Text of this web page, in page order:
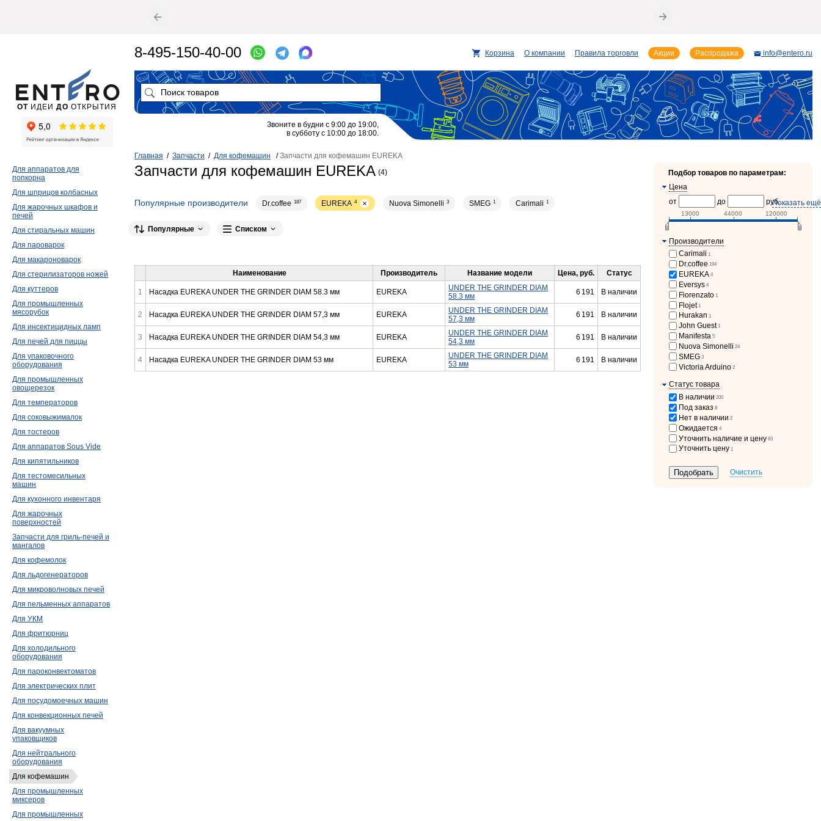
Главная / Запчасти / Для кофемашин /Запчасти для кофемашин EUREKA
Запчасти для кофемашин EUREKA (4)
Показать ещё
Популярные производители Dr.coffee 187 EUREKA 4 Nuova Simonelli 3 SMEG 1 Carimali 1
Популярные Списком
Наименование Производитель Название модели Цена, руб. Статус
1 Насадка EUREKA UNDER THE GRINDER DIAM 58.3 мм EUREKA
UNDER THE GRINDER DIAM
58.3 мм
6 191 В наличии
2 Насадка EUREKA UNDER THE GRINDER DIAM 57,3 мм EUREKA
UNDER THE GRINDER DIAM
57,3 мм
6 191 В наличии
3 Насадка EUREKA UNDER THE GRINDER DIAM 54,3 мм EUREKA
UNDER THE GRINDER DIAM
54,3 мм
6 191 В наличии
4 Насадка EUREKA UNDER THE GRINDER DIAM 53 мм EUREKA
UNDER THE GRINDER DIAM
53 мм
6 191 В наличии
Подбор товаров по параметрам:
Цена
от
до руб.
13000 44000 120000
Производители
Carimali 1
Dr.coffee 194
EUREKA 4
Eversys 4
Fiorenzato 1
Flojet 1
Hurakan 1
John Guest 1
Manifesta 5
Nuova Simonelli 24
SMEG 3
Victoria Arduino 2
Статус товара
В наличии 200
Под заказ 8
Нет в наличии 2
Ожидается 4
Уточнить наличие и цену 83
Уточнить цену 1
Очистить
Для аппаратов для
попкорна
Для шприцов колбасных
Для жарочных шкафов и
печей
Для стиральных машин
Для пароварок
Для макароноварок
Для стерилизаторов ножей
Для куттеров
Для промышленных
мясорубок
Для инсектицидных ламп
Для печей для пиццы
Для упаковочного
оборудования
Для промышленных
овощерезок
Для температоров
Для соковыжималок
Для тостеров
Для аппаратов Sous Vide
Для кипятильников
Для тестомесильных
машин
Для кухонного инвентаря
Для жарочных
поверхностей
Запчасти для гриль-печей и
мангалов
Для кофемолок
Для льдогенераторов
Для микроволновых печей
Для пельменных аппаратов
Для УКМ
Для фритюрниц
Для холодильного
оборудования
Для пароконвектоматов
Для электрических плит
Для посудомоечных машин
Для конвекционных печей
Для вакуумных
упаковщиков
Для нейтрального
оборудования
Для кофемашин
Для промышленных
миксеров
Для промышленных
ОТ ИДЕИ ДО ОТКРЫТИЯ
8-495-150-40-00 Корзина О компании Правила торговли Акции Распродажа info@entero.ru
Звоните в будни с 9:00 до 19:00,
в субботу с 10:00 до 18:00.